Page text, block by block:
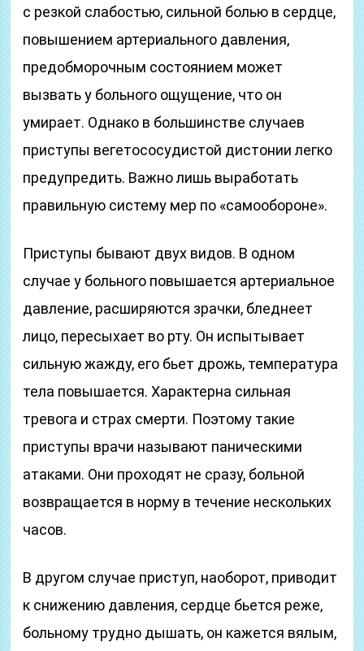
с резкой слабостью, сильной болью в сердце,
повышением артериального давления,
предобморочным состоянием может
вызвать у больного ощущение, что он
умирает. Однако в большинстве случаев
приступы вегетососудистой дистонии легко
предупредить. Важно лишь выработать
правильную систему мер по «самообороне».
Приступы бывают двух видов. В одном
случае у больного повышается артериальное
давление, расширяются зрачки, бледнеет
лицо, пересыхает во рту. Он испытывает
сильную жажду, его бьет дрожь, температура
тела повышается. Характерна сильная
тревога и страх смерти. Поэтому такие
приступы врачи называют паническими
атаками. Они проходят не сразу, больной
возвращается в норму в течение нескольких
часов.
В другом случае приступ, наоборот, приводит
к снижению давления, сердце бьется реже,
больному трудно дышать, он кажется вялым,